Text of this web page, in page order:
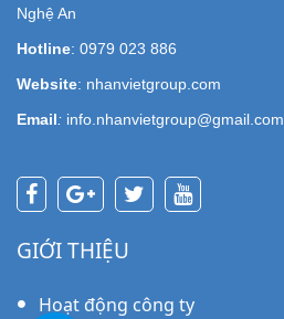
Nghệ An
Hotline: 0979 023 886
Website: nhanvietgroup.com
Email: info.nhanvietgroup@gmail.com
GIỚI THIỆU
Hoạt động công ty